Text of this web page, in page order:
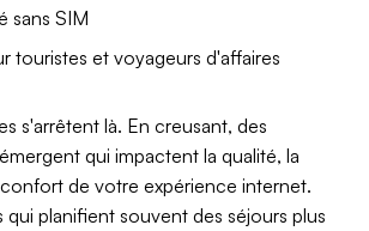
sans SIM
touristes et voyageurs d'affaires
s'arrêtent là. En creusant, des
qui impactent la qualité, la
de votre expérience internet.
qui planifient souvent des séjours plus